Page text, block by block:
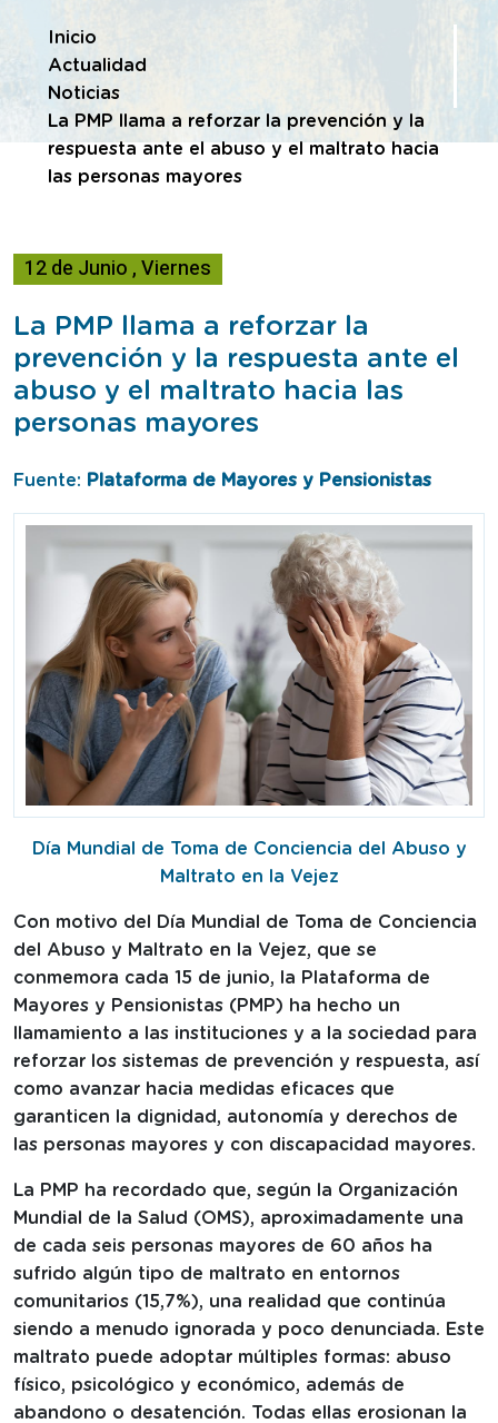
Te encuentras en
Inicio
Actualidad
Noticias
La PMP llama a reforzar la prevención y la
respuesta ante el abuso y el maltrato hacia
las personas mayores
12de Junio,Viernes
La PMP llama a reforzar la
prevención y la respuesta ante el
abuso y el maltrato hacia las
personas mayores
Fuente: Plataforma de Mayores y Pensionistas
Día Mundial de Toma de Conciencia del Abuso y
Maltrato en la Vejez
Con motivo del Día Mundial de Toma de Conciencia
del Abuso y Maltrato en la Vejez, que se
conmemora cada 15 de junio, la Plataforma de
Mayores y Pensionistas (PMP) ha hecho un
llamamiento a las instituciones y a la sociedad para
reforzar los sistemas de prevención y respuesta, así
como avanzar hacia medidas eficaces que
garanticen la dignidad, autonomía y derechos de
las personas mayores y con discapacidad mayores.
La PMP ha recordado que, según la Organización
Mundial de la Salud (OMS), aproximadamente una
de cada seis personas mayores de 60 años ha
sufrido algún tipo de maltrato en entornos
comunitarios (15,7%), una realidad que continúa
siendo a menudo ignorada y poco denunciada. Este
maltrato puede adoptar múltiples formas: abuso
físico, psicológico y económico, además de
abandono o desatención. Todas ellas erosionan la